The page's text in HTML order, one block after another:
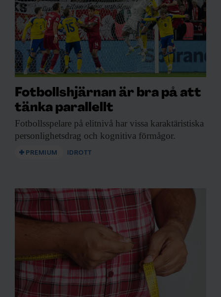
Fotbollshjärnan är bra på att
tänka parallellt
Fotbollsspelare på elitnivå har vissa karaktäristiska
personlighetsdrag och kognitiva förmågor.
PREMIUM IDROTT